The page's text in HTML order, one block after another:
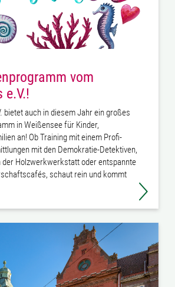
vom
e.V.!
bietet auch in diesem Jahr ein großes
in Weißensee für Kinder,
an! Ob Training mit einem Profi-
mit den Demokratie-Detektiven,
der Holzwerkwerkstatt oder entspannte
schaut rein und kommt